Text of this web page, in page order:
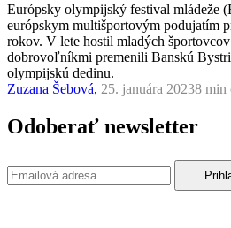
Európsky olympijský festival mládeže
európskym multišportovým podujatím
rokov. V lete hostil mladých
dobrovoľníkmi premenili Banskú
olympijskú dedinu.
Zuzana Šebová, 25. januára 20238 min
Odoberať newsletter